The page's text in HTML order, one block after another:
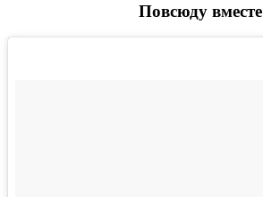
Повсюду вместе